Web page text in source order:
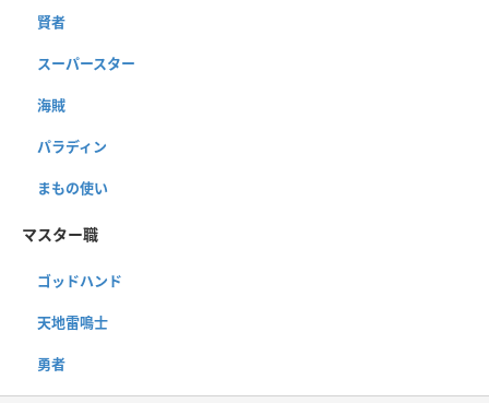
賢者
スーパースター
海賊
パラディン
まもの使い
マスター職
ゴッドハンド
天地雷鳴士
勇者